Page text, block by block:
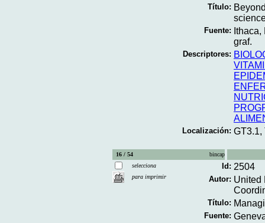
Título:
Fuente:
graf.
Descriptores:
Localización: GT3.1,
16 / 54
bincap
selecciona
para imprimir
Id: 2504
Autor: United
Título:
Fuente: